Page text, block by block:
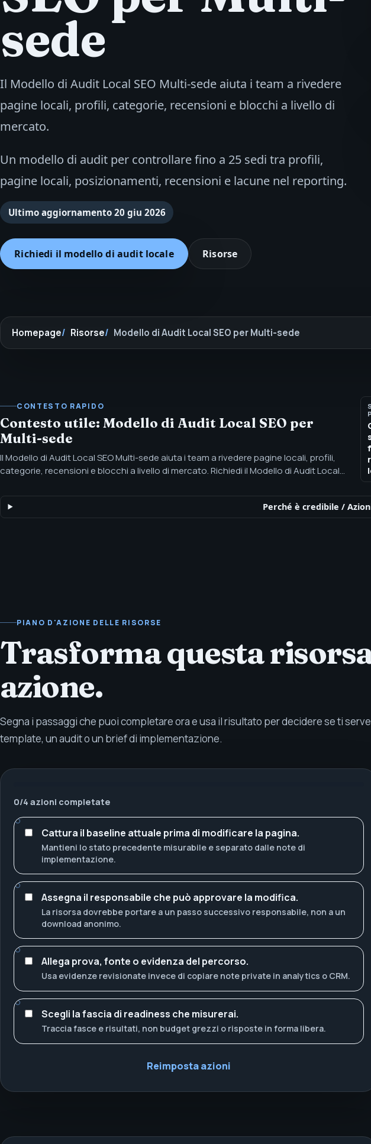
sede
Il Modello di Audit Local SEO Multi-sede aiuta i team a rivedere
pagine locali, profili, categorie, recensioni e blocchi a livello di
mercato.
Un modello di audit per controllare fino a 25 sedi tra profili,
pagine locali, posizionamenti, recensioni e lacune nel reporting.
Ultimo aggiornamento 20 giu 2026
Richiedi il modello di audit locale Risorse
Homepage Risorse Modello di Audit Local SEO per Multi-sede
CONTESTO RAPIDO
Contesto utile: Modello di Audit Local SEO per
Multi-sede
Il Modello di Audit Local SEO Multi-sede aiuta i team a rivedere pagine locali, profili,
categorie, recensioni e blocchi a livello di mercato. Richiedi il Modello di Audit Local
lacune nel reporting.
Perché è credibile /
PIANO D'AZIONE DELLE RISORSE
Trasforma questa
azione.
Segna i passaggi che puoi completare ora e usa il risultato per decidere se ti
template, un audit o un brief di implementazione.
0/4 azioni completate
Cattura il baseline attuale prima di modificare la pagina.
Mantieni lo stato precedente misurabile e separato dalle note di
implementazione.
Assegna il responsabile che può approvare la modifica.
La risorsa dovrebbe portare a un passo successivo responsabile, non a un
download anonimo.
Allega prova, fonte o evidenza del percorso.
Usa evidenze revisionate invece di copiare note private in analytics o CRM.
Scegli la fascia di readiness che misurerai.
Traccia fasce e risultati, non budget grezzi o risposte in forma libera.
Reimposta azioni